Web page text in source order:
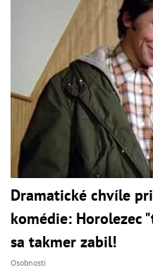
Dramatické chvíle
komédie: Horolezec
sa takmer zabil!
Osobnosti